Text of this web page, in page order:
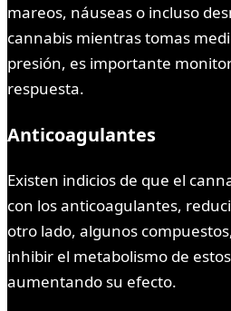
mareos, náuseas o incluso
cannabis mientras tomas
presión, es importante
respuesta.
Anticoagulantes
Existen indicios de que el
con los anticoagulantes,
otro lado, algunos
inhibir el metabolismo de
aumentando su efecto.